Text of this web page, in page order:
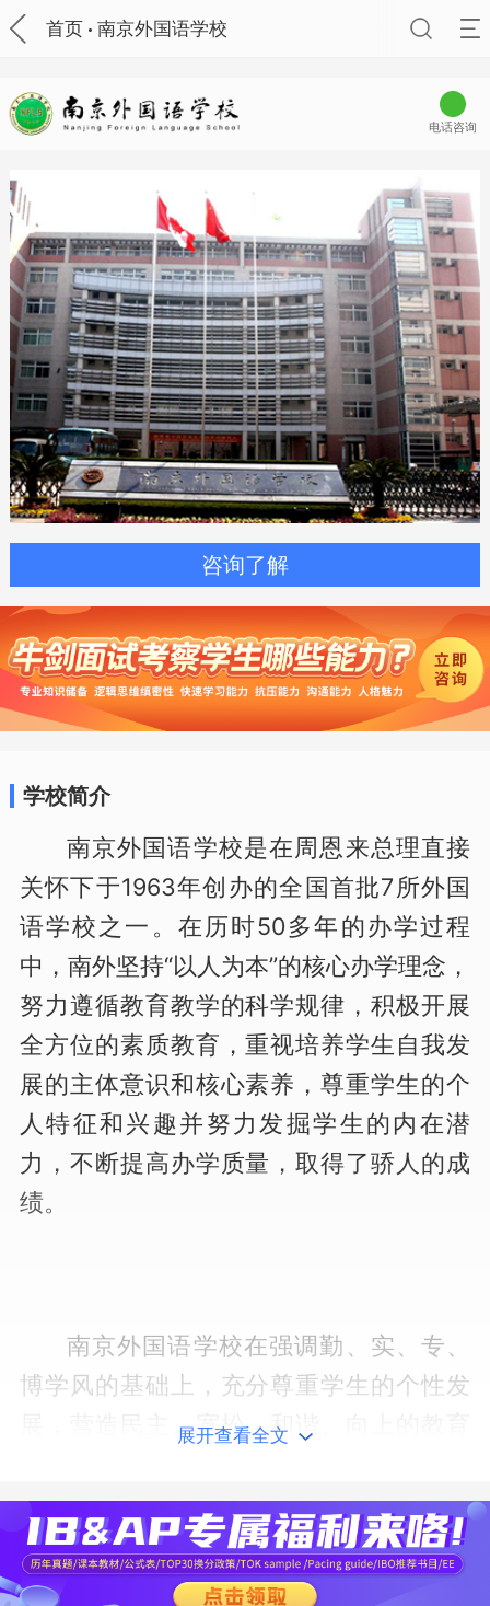
首页 南京外国语学校
电话咨询
咨询了解
学校简介
南京外国语学校是在周恩来总理直接
关怀下于1963年创办的全国首批7所外国
语学校之一。在历时50多年的办学过程
中，南外坚持“以人为本”的核心办学理念，
努力遵循教育教学的科学规律，积极开展
全方位的素质教育，重视培养学生自我发
展的主体意识和核心素养，尊重学生的个
人特征和兴趣并努力发掘学生的内在潜
力，不断提高办学质量，取得了骄人的成
绩。
南京外国语学校在强调勤、实、专、
博学风的基础上，充分尊重学生的个性发
展，营造民主、宽松、和谐、向上的教育
进程的迅速推进和教育国际化的飞速发
展，南京外国语学校在继续坚持“全人教
育”的理念基础之上力求与时俱进，提出“培
展开查看全文